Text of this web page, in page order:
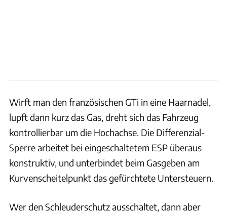
Wirft man den französischen GTi in eine Haarnadel,
lupft dann kurz das Gas, dreht sich das Fahrzeug
kontrollierbar um die Hochachse. Die Differenzial-
Sperre arbeitet bei eingeschaltetem ESP überaus
konstruktiv, und unterbindet beim Gasgeben am
Kurvenscheitelpunkt das gefürchtete Untersteuern.
Wer den Schleuderschutz ausschaltet, dann aber